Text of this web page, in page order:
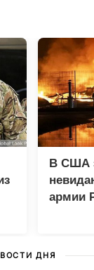
В США
армии
ДНЯ